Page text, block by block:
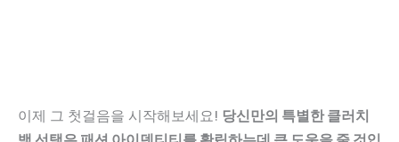
이제 그 첫걸음을 시작해보세요! 당신만의 특별한 클러치